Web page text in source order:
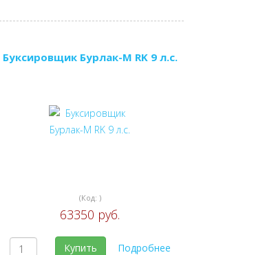
Буксировщик Бурлак-М RK 9 л.с.
(Код: )
63350 руб.
Купить Подробнее